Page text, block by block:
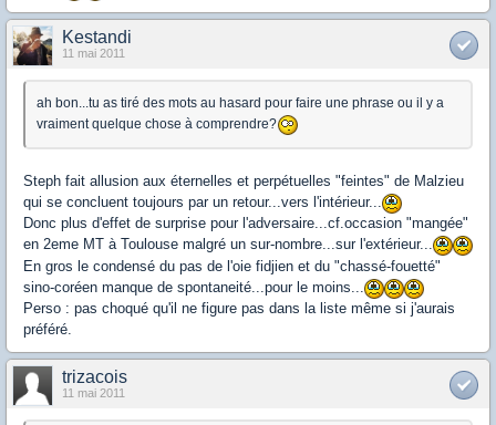
Kestandi
11 mai 2011
ah bon...tu as tiré des mots au hasard pour faire une phrase ou il y a
vraiment quelque chose à comprendre?
Steph fait allusion aux éternelles et perpétuelles "feintes" de Malzieu
qui se concluent toujours par un retour...vers l'intérieur...
Donc plus d'effet de surprise pour l'adversaire...cf.occasion "mangée"
en 2eme MT à Toulouse malgré un sur-nombre...sur l'extérieur...
En gros le condensé du pas de l'oie fidjien et du "chassé-fouetté"
sino-coréen manque de spontaneité...pour le moins...
Perso : pas choqué qu'il ne figure pas dans la liste même si j'aurais
préféré.
trizacois
11 mai 2011